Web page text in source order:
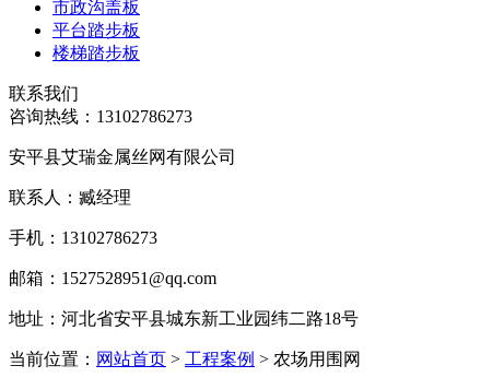
市政沟盖板
平台踏步板
楼梯踏步板
联系我们
咨询热线： 13102786273
安平县艾瑞金属丝网有限公司
联系人：臧经理
手机：13102786273
邮箱：1527528951@qq.com
地址：河北省安平县城东新工业园纬二路18号
当前位置： 网站首页 > 工程案例 > 农场用围网